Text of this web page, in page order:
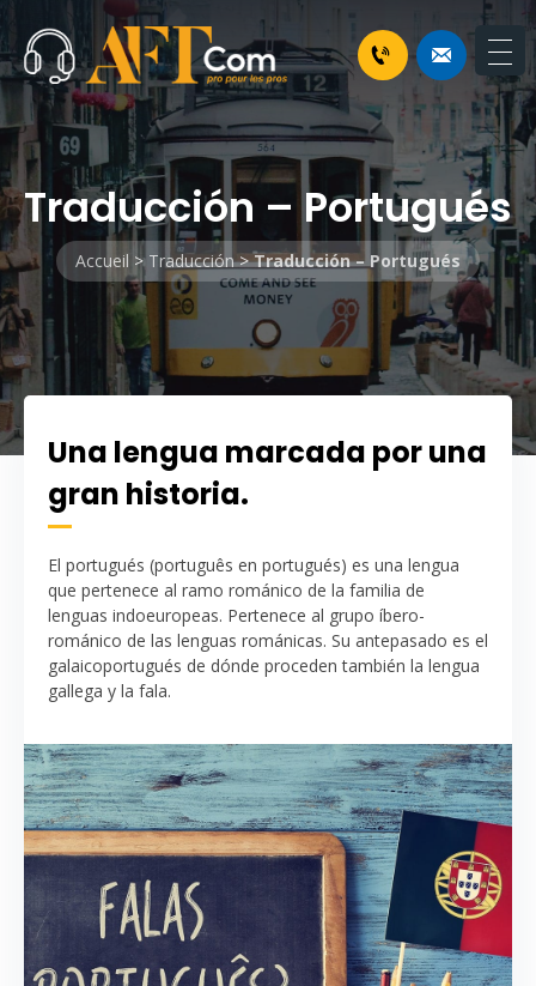
Traducción – Portugués
Accueil >Traducción>Traducción – Portugués
Una lengua marcada por una
gran historia.
El portugués (português en portugués) es una lengua
que pertenece al ramo románico de la familia de
lenguas indoeuropeas. Pertenece al grupo íbero-
románico de las lenguas románicas. Su antepasado es el
galaicoportugués de dónde proceden también la lengua
gallega y la fala.